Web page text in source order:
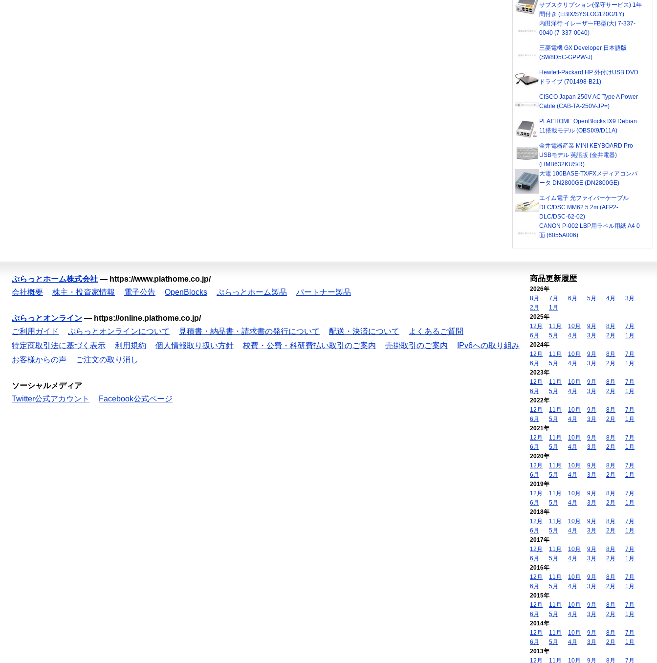
サブスクリプション(保守サービス) 1年
間付き (EBIX/SYSLOG120G/1Y)
内田洋行 イレーザーFB型(大) 7-337-
0040 (7-337-0040)
三菱電機 GX Developer 日本語版
(SW8D5C-GPPW-J)
Hewlett-Packard HP 外付けUSB DVD
ドライブ (701498-B21)
CISCO Japan 250V AC Type A Power
Cable (CAB-TA-250V-JP=)
PLAT'HOME OpenBlocks IX9 Debian
11搭載モデル (OBSIX9/D11A)
金井電器産業 MINI KEYBOARD Pro
USBモデル 英語版 (金井電器)
(HMB632KUS/R)
大電 100BASE-TX/FXメディアコンバ
ータ DN2800GE (DN2800GE)
エイム電子 光ファイバーケーブル
DLC/DSC MM62.5 2m (AFP2-
DLC/DSC-62-02)
CANON P-002 LBP用ラベル用紙 A4 0
面 (6055A006)
ぷらっとホーム株式会社 — https://www.plathome.co.jp/
会社概要
株主・投資家情報 電子公告 OpenBlocks ぷらっとホーム製品 パートナー製品
ぷらっとオンライン — https://online.plathome.co.jp/
ご利用ガイド
ぷらっとオンラインについて 見積書・納品書・請求書の発行について 配送・決済について
よくあるご質問
特定商取引法に基づく表示
利用規約 個人情報取り扱い方針 校費・公費・科研費払い取引のご案内 売掛取引のご案内
IPv6への取り組み
お客様からの声
ご注文の取り消し
ソーシャルメディア
Twitter公式アカウント
Facebook公式ページ
商品更新履歴
2026年
8月
7月 6月 5月 4月
3月
2月
1月
2025年
12月
11月 10月 9月 8月
7月
6月
5月 4月 3月 2月
1月
2024年
12月
11月 10月 9月 8月
7月
6月
5月 4月 3月 2月
1月
2023年
12月
11月 10月 9月 8月
7月
6月
5月 4月 3月 2月
1月
2022年
12月
11月 10月 9月 8月
7月
6月
5月 4月 3月 2月
1月
2021年
12月
11月 10月 9月 8月
7月
6月
5月 4月 3月 2月
1月
2020年
12月
11月 10月 9月 8月
7月
6月
5月 4月 3月 2月
1月
2019年
12月
11月 10月 9月 8月
7月
6月
5月 4月 3月 2月
1月
2018年
12月
11月 10月 9月 8月
7月
6月
5月 4月 3月 2月
1月
2017年
12月
11月 10月 9月 8月
7月
6月
5月 4月 3月 2月
1月
2016年
12月
11月 10月 9月 8月
7月
6月
5月 4月 3月 2月
1月
2015年
12月
11月 10月 9月 8月
7月
6月
5月 4月 3月 2月
1月
2014年
12月
11月 10月 9月 8月
7月
6月
5月 4月 3月 2月
1月
2013年
12月
11月 10月 9月 8月 7月